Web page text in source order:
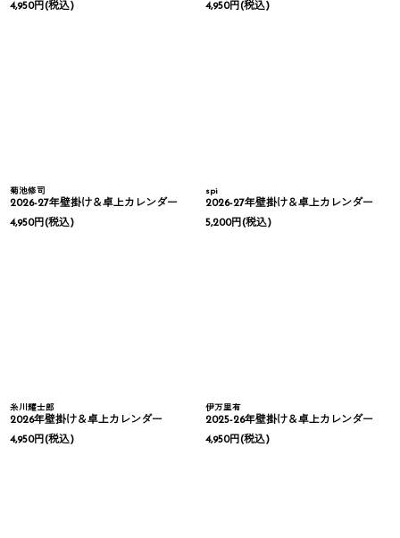
4,950円(税込)
4,950円(税込)
菊池修司
2026-27年壁掛け＆卓上カレンダー
4,950円(税込)
spi
2026-27年壁掛け＆卓上カレンダー
5,200円(税込)
糸川耀士郎
2026年壁掛け＆卓上カレンダー
4,950円(税込)
伊万里有
2025-26年壁掛け＆卓上カレンダー
4,950円(税込)